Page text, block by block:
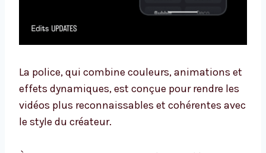
La police, qui combine couleurs, animations et
effets dynamiques, est conçue pour rendre les
vidéos plus reconnaissables et cohérentes avec
le style du créateur.